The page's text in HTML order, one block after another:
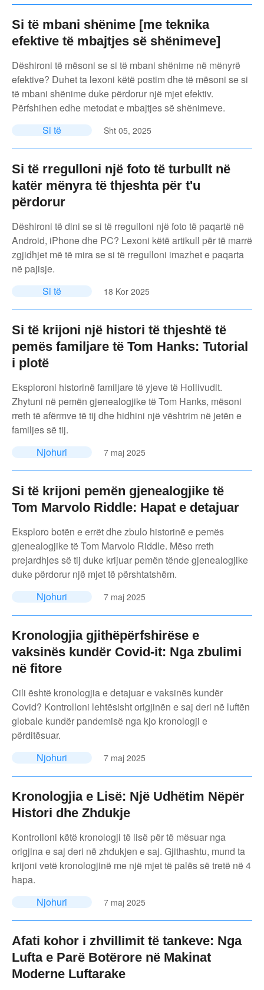
Si të mbani shënime [me teknika
efektive të mbajtjes së shënimeve]
Dëshironi të mësoni se si të mbani shënime në mënyrë
efektive? Duhet ta lexoni këtë postim dhe të mësoni se si
të mbani shënime duke përdorur një mjet efektiv.
Përfshihen edhe metodat e mbajtjes së shënimeve.
Si të
Sht 05, 2025
Si të rregulloni një foto të turbullt në
katër mënyra të thjeshta për t'u
përdorur
Dëshironi të dini se si të rregulloni një foto të paqartë në
Android, iPhone dhe PC? Lexoni këtë artikull për të marrë
zgjidhjet më të mira se si të rregulloni imazhet e paqarta
në pajisje.
Si të
18 Kor 2025
Si të krijoni një histori të thjeshtë të
pemës familjare të Tom Hanks: Tutorial
i plotë
Eksploroni historinë familjare të yjeve të Hollivudit.
Zhytuni në pemën gjenealogjike të Tom Hanks, mësoni
rreth të afërmve të tij dhe hidhini një vështrim në jetën e
familjes së tij.
Njohuri
7 maj 2025
Si të krijoni pemën gjenealogjike të
Tom Marvolo Riddle: Hapat e detajuar
Eksploro botën e errët dhe zbulo historinë e pemës
gjenealogjike të Tom Marvolo Riddle. Mëso rreth
prejardhjes së tij duke krijuar pemën tënde gjenealogjike
duke përdorur një mjet të përshtatshëm.
Njohuri
7 maj 2025
Kronologjia gjithëpërfshirëse e
vaksinës kundër Covid-it: Nga zbulimi
në fitore
Cili është kronologjia e detajuar e vaksinës kundër
Covid? Kontrolloni lehtësisht origjinën e saj deri në luftën
globale kundër pandemisë nga kjo kronologji e
përditësuar.
Njohuri
7 maj 2025
Kronologjia e Lisë: Një Udhëtim Nëpër
Histori dhe Zhdukje
Kontrolloni këtë kronologji të lisë për të mësuar nga
origjina e saj deri në zhdukjen e saj. Gjithashtu, mund ta
krijoni vetë kronologjinë me një mjet të palës së tretë në 4
hapa.
Njohuri
7 maj 2025
Afati kohor i zhvillimit të tankeve: Nga
Lufta e Parë Botërore në Makinat
Moderne Luftarake